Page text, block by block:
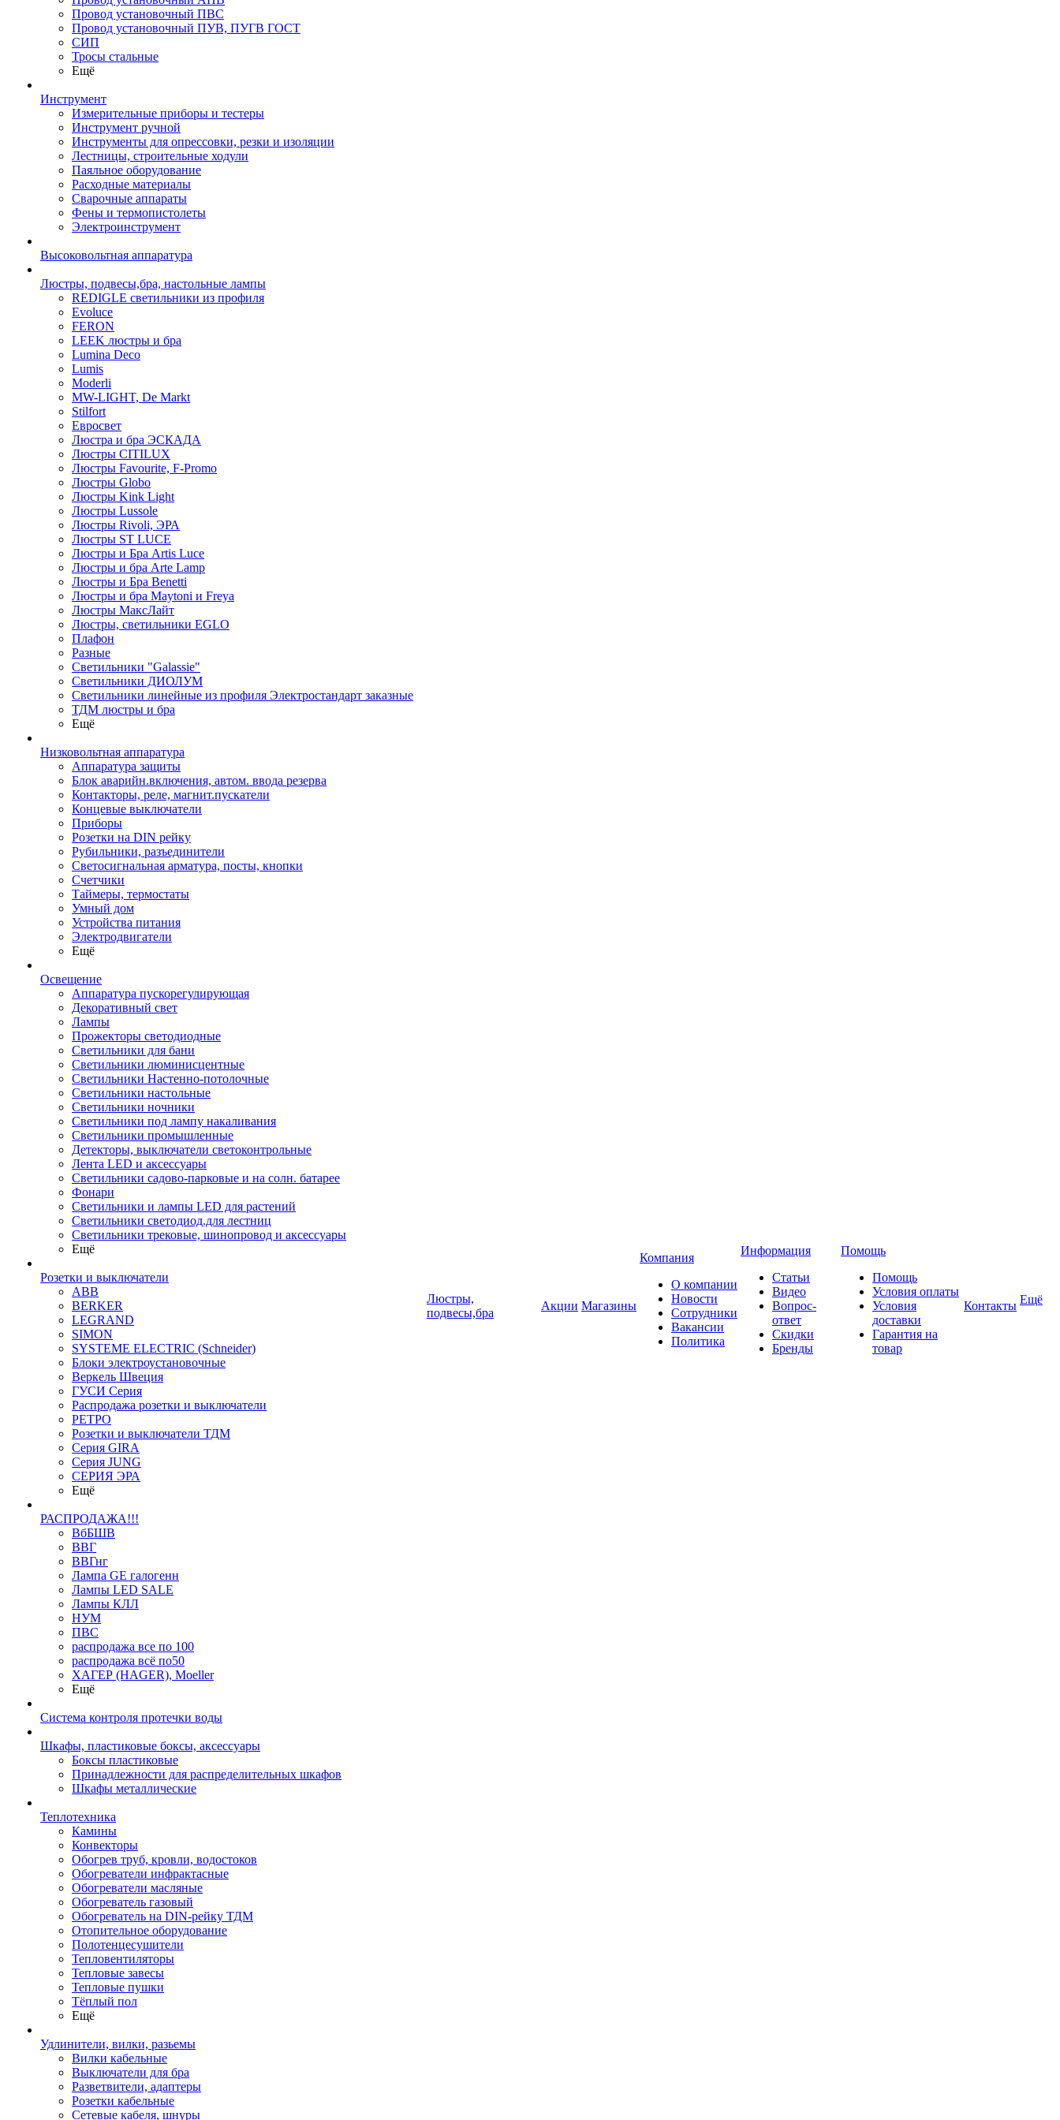
Провод установочный ПВС
Провод установочный ПУВ, ПУГВ ГОСТ
СИП
Тросы стальные
Ещё
Инструмент
Измерительные приборы и тестеры
Инструмент ручной
Инструменты для опрессовки, резки и изоляции
Лестницы, строительные ходули
Паяльное оборудование
Расходные материалы
Сварочные аппараты
Фены и термопистолеты
Электроинструмент
Высоковольтная аппаратура
Люстры, подвесы,бра, настольные лампы
REDIGLE светильники из профиля
Evoluce
FERON
LEEK люстры и бра
Lumina Deco
Lumis
Moderli
MW-LIGHT, De Markt
Stilfort
Евросвет
Люстра и бра ЭСКАДА
Люстры CITILUX
Люстры Favourite, F-Promo
Люстры Globo
Люстры Kink Light
Люстры Lussole
Люстры Rivoli, ЭРА
Люстры ST LUCE
Люстры и Бра Artis Luce
Люстры и бра Arte Lamp
Люстры и Бра Benetti
Люстры и бра Maytoni и Freya
Люстры МаксЛайт
Люстры, светильники EGLO
Плафон
Разные
Светильники "Galassie"
Светильники ДИОЛУМ
Светильники линейные из профиля Электростандарт заказные
ТДМ люстры и бра
Ещё
Низковольтная аппаратура
Аппаратура защиты
Блок аварийн.включения, автом. ввода резерва
Контакторы, реле, магнит.пускатели
Концевые выключатели
Приборы
Розетки на DIN рейку
Рубильники, разъединители
Светосигнальная арматура, посты, кнопки
Счетчики
Таймеры, термостаты
Умный дом
Устройства питания
Электродвигатели
Ещё
Освещение
Аппаратура пускорегулирующая
Декоративный свет
Лампы
Прожекторы светодиодные
Светильники для бани
Светильники люминисцентные
Светильники Настенно-потолочные
Светильники настольные
Светильники ночники
Светильники под лампу накаливания
Светильники промышленные
Детекторы, выключатели светоконтрольные
Лента LED и аксессуары
Светильники садово-парковые и на солн. батарее
Фонари
Светильники и лампы LED для растений
Светильники светодиод.для лестниц
Светильники трековые, шинопровод и аксессуары
Ещё
Розетки и выключатели
ABB
BERKER
LEGRAND
SIMON
SYSTEME ELECTRIC (Schneider)
Блоки электроустановочные
Веркель Швеция
ГУСИ Серия
Распродажа розетки и выключатели
РЕТРО
Розетки и выключатели ТДМ
Серия GIRA
Серия JUNG
СЕРИЯ ЭРА
Ещё
РАСПРОДАЖА!!!
ВбБШВ
ВВГ
ВВГнг
Лампа GE галогенн
Лампы LED SALE
Лампы КЛЛ
НУМ
ПВС
распродажа все по 100
распродажа всё по50
ХАГЕР (HAGER), Moeller
Ещё
Система контроля протечки воды
Шкафы, пластиковые боксы, аксессуары
Боксы пластиковые
Принадлежности для распределительных шкафов
Шкафы металлические
Теплотехника
Камины
Конвекторы
Обогрев труб, кровли, водостоков
Обогреватели инфрактасные
Обогреватели масляные
Обогреватель газовый
Обогреватель на DIN-рейку ТДМ
Отопительное оборудование
Полотенцесушители
Тепловентиляторы
Тепловые завесы
Тепловые пушки
Тёплый пол
Ещё
Удлинители, вилки, разьемы
Вилки кабельные
Выключатели для бра
Разветвители, адаптеры
Розетки кабельные
Сетевые кабеля, шнуры
Люстры,
подвесы,бра
Акции Магазины
Компания
О компании
Новости
Сотрудники
Вакансии
Политика
Информация
Статьи
Видео
Вопрос-
ответ
Скидки
Бренды
Помощь
Помощь
Условия оплаты
Условия
доставки
Гарантия на
товар
Контакты Ещё